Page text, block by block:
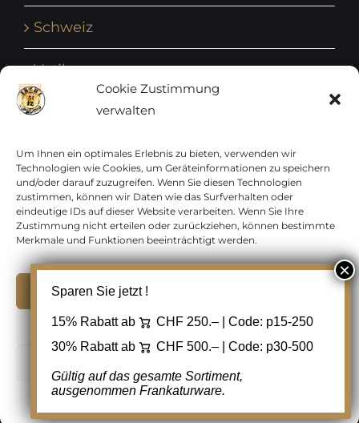
Cookie Zustimmung
verwalten
Um Ihnen ein optimales Erlebnis zu bieten, verwenden wir
Technologien wie Cookies, um Geräteinformationen zu speichern
und/oder darauf zuzugreifen. Wenn Sie diesen Technologien
zustimmen, können wir Daten wie das Surfverhalten oder
eindeutige IDs auf dieser Website verarbeiten. Wenn Sie Ihre
Zustimmung nicht erteilen oder zurückziehen, können bestimmte
Merkmale und Funktionen beeinträchtigt werden.
Ablehnen
Schweiz
Vatikan
Vereinte Nationen
Vorphilatelie
Zensurbelege Österreich
Zensurbelege Schweiz
Copyright 2012 - 2024 URAY GmbH | All Rights
Reserved |
PCI Data Security Standards |
Facebook
Sparen Sie jetzt !
15% Rabatt ab CHF 250.– | Code: p15-250
30% Rabatt ab
CHF 500.– | Code: p30-500
Gültig auf das gesamte Sortiment,
ausgenommen Frankaturware.